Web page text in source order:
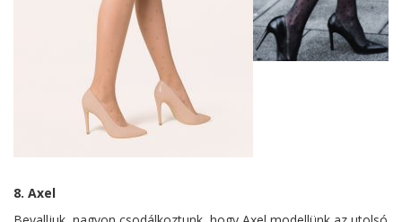
8. Axel